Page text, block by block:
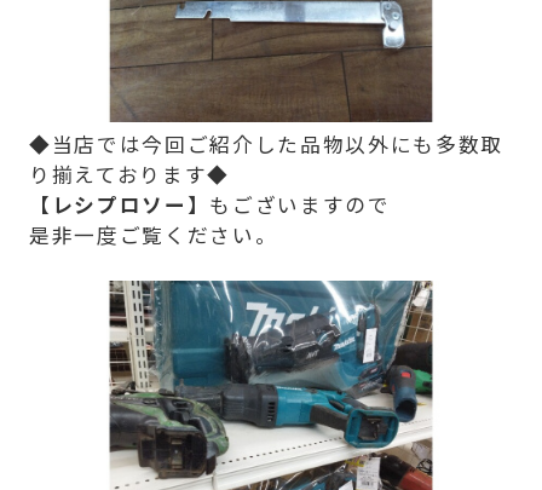
◆当店では今回ご紹介した品物以外にも多数取
り揃えております◆
【レシプロソー】 もございますので
是非一度ご覧ください。